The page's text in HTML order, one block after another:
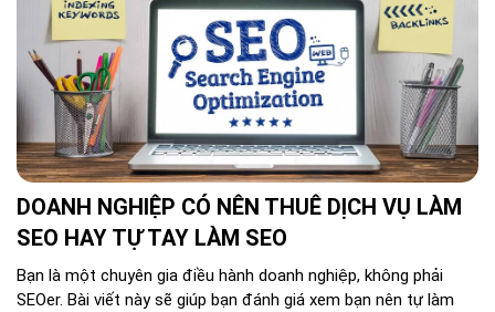
DOANH NGHIỆP CÓ NÊN THUÊ DỊCH VỤ LÀM
SEO HAY TỰ TAY LÀM SEO
Bạn là một chuyên gia điều hành doanh nghiệp, không phải
SEOer. Bài viết này sẽ giúp bạn đánh giá xem bạn nên tự làm